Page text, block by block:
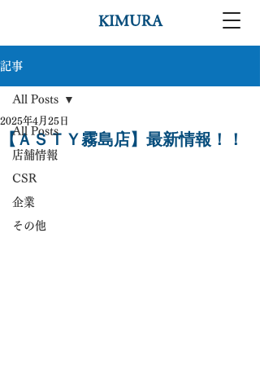
KIMURA
記事
All Posts
店舗情報
CSR
企業
その他
All Posts
【ＡＳＴＹ霧島店】最新情報！！
2025年4月25日